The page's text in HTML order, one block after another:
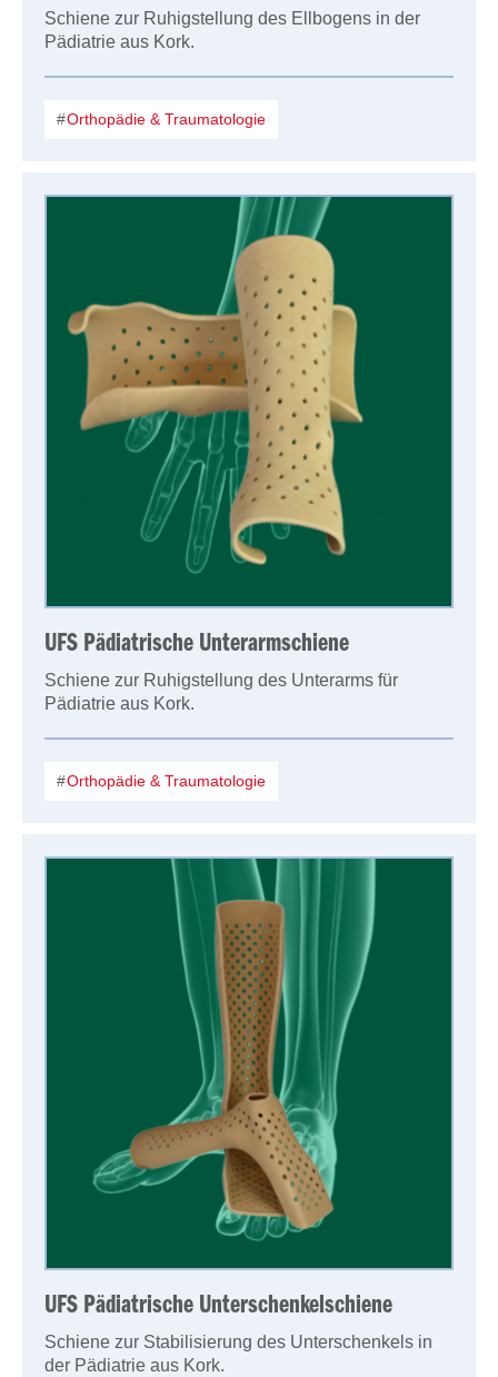
Schiene zur Ruhigstellung des Ellbogens in der
Pädiatrie aus Kork.
Orthopädie & Traumatologie
UFS Pädiatrische Unterarmschiene
Schiene zur Ruhigstellung des Unterarms für
Pädiatrie aus Kork.
Orthopädie & Traumatologie
UFS Pädiatrische Unterschenkelschiene
Schiene zur Stabilisierung des Unterschenkels in
der Pädiatrie aus Kork.